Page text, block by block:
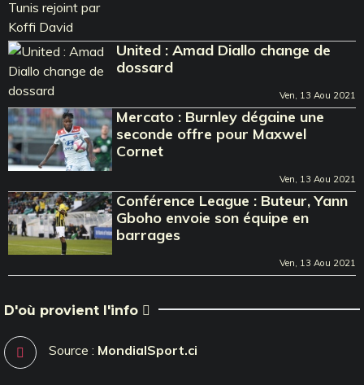
United : Amad Diallo change de
dossard
Ven, 13 Aou 2021
Mercato : Burnley dégaine une
seconde offre pour Maxwel
Cornet
Ven, 13 Aou 2021
Conférence League : Buteur, Yann
Gboho envoie son équipe en
barrages
Ven, 13 Aou 2021
D'où provient l'info
Source : MondialSport.ci